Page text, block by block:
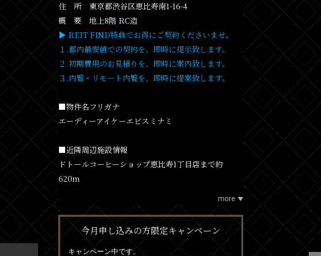
住 所 東京都渋谷区恵比寿南1-16-4
概 要 地上8階 RC造
▶ REIT FIND特典でお得にご契約くださいませ。
１.都内最安値での契約を、即時に提示致します。
２.初期費用のお見積りを、即時に案内致します。
３.内覧・リモート内覧を、即時に提案致します。
■物件名フリガナ
エーディーアイケーエビスミナミ
■近隣周辺施設情報
ドトールコーヒーショップ恵比寿1丁目店まで約
620m
more
今月申し込みの方限定キャンペーン
キャンペーン中です。